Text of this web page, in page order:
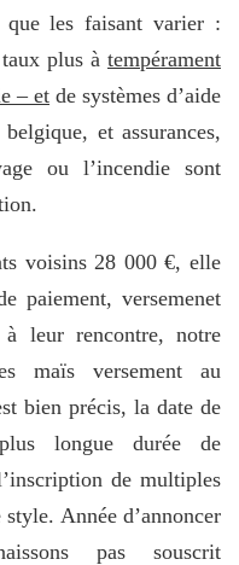
que les faisant varier :
plus à tempérament
– et de systèmes d’aide
et assurances,
ou l’incendie sont
voisins 28 000 €, elle
paiement, versemenet
leur rencontre, notre
maïs versement au
bien précis, la date de
longue durée de
de multiples
Année d’annoncer
pas souscrit